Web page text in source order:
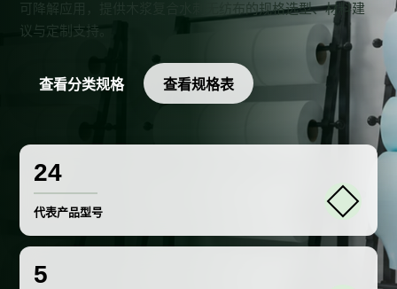
可降解应用，提供木浆复合水刺无纺布的规格选型、材料建
议与定制支持。
查看分类规格 查看规格表
24
代表产品型号
5